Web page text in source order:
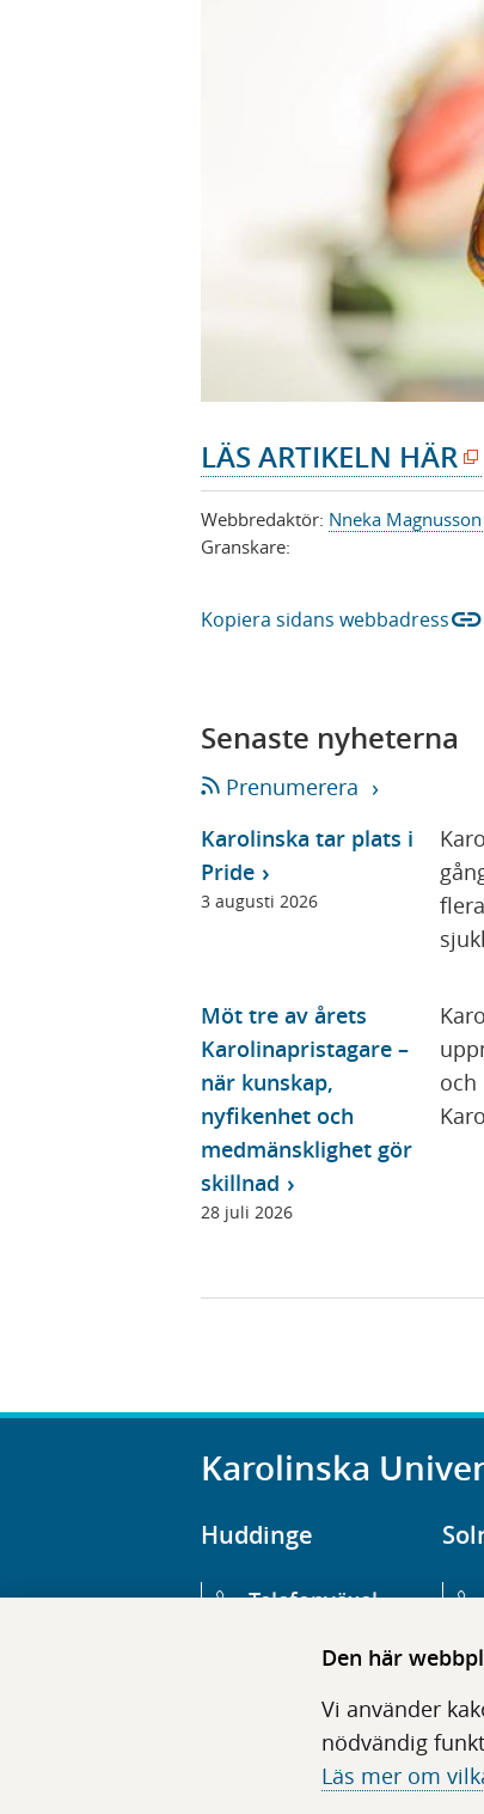
Den här
Vi använder
nödvändig
Läs mer om
LÄS ARTIKELN HÄR(
ö
p
a
t
f
ö
n
s
e
r
)
Webbredaktör: Nneka
Granskare:
Kopiera sidans webbadresslink
Senaste nyheterna
Prenumerera
Karolinska tar plats i
Pride
3 augusti 2026
Möt tre av årets
Karolinapristagare –
när kunskap,
nyfikenhet och
medmänsklighet gör
skillnad
28 juli 2026
och
Karolinska
Huddinge
Telefonväxel
Hälsovägen 13